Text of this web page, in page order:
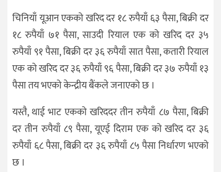
चिनियाँ यूआन एकको खरिद दर १८ रुपैयाँ ६३ पैसा, बिक्री दर
१८ रुपैयाँ ७१ पैसा, साउदी रियाल एक को खरिद दर ३५
रुपैयाँ ९१ पैसा, बिक्री दर ३६ रुपैयाँ सात पैसा, कतारी रियाल
एक को खरिद दर ३६ रुपैयाँ ९६ पैसा, बिक्री दर ३७ रुपैयाँ १३
पैसा तय भएको केन्द्रीय बैंकले जनाएको छ ।
यस्तै, थाई भाट एकको खरिददर तीन रुपैयाँ ८७ पैसा, बिक्री
दर तीन रुपैयाँ ८९ पैसा, यूएई दिराम एक को खरिद दर ३६
रुपैयाँ ६८ पैसा, बिक्री दर ३६ रुपैयाँ ८५ पैसा निर्धारण भएको
छ ।